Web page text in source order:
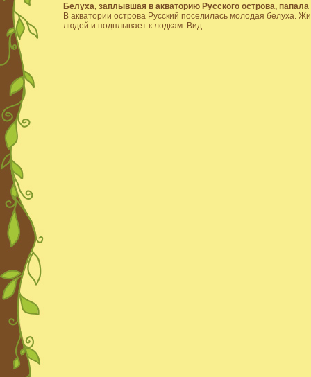
Белуха, заплывшая в акваторию Русского острова, папала
В акватории острова Русский поселилась молодая белуха.
людей и подплывает к лодкам. Вид...